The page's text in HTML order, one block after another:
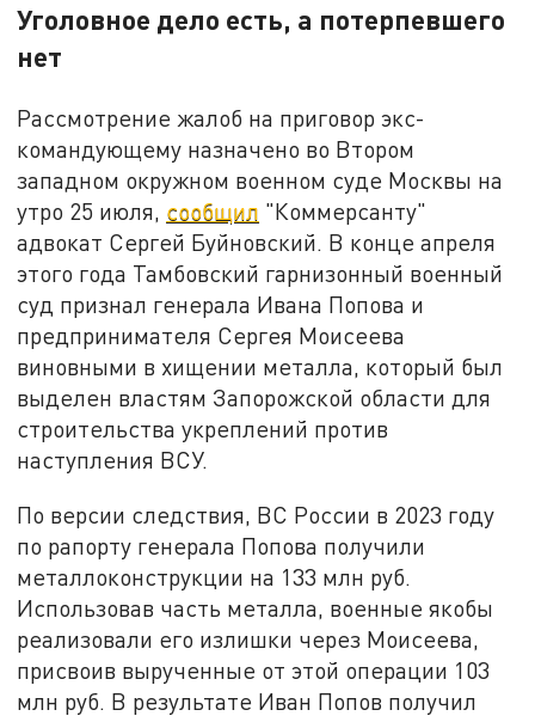
Уголовное дело есть, а потерпевшего
нет
Рассмотрение жалоб на приговор экс-
командующему назначено во Втором
западном окружном военном суде Москвы на
утро 25 июля, сообщил "Коммерсанту"
адвокат Сергей Буйновский. В конце апреля
этого года Тамбовский гарнизонный военный
суд признал генерала Ивана Попова и
предпринимателя Сергея Моисеева
виновными в хищении металла, который был
выделен властям Запорожской области для
строительства укреплений против
наступления ВСУ.
По версии следствия, ВС России в 2023 году
по рапорту генерала Попова получили
металлоконструкции на 133 млн руб.
Использовав часть металла, военные якобы
реализовали его излишки через Моисеева,
присвоив вырученные от этой операции 103
млн руб. В результате Иван Попов получил